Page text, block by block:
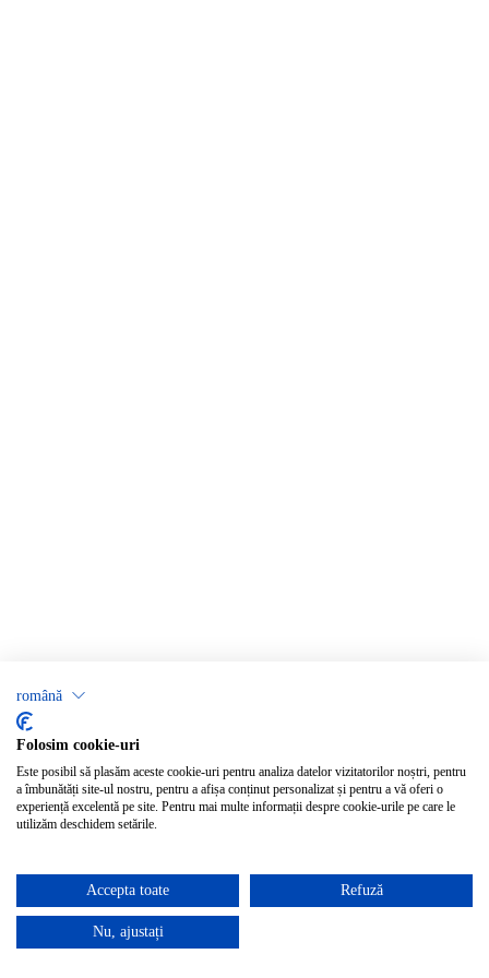
română
Folosim cookie-uri
Este posibil să plasăm aceste cookie-uri pentru analiza datelor vizitatorilor noștri, pentru
a îmbunătăți site-ul nostru, pentru a afișa conținut personalizat și pentru a vă oferi o
experiență excelentă pe site. Pentru mai multe informații despre cookie-urile pe care le
utilizăm deschidem setările.
Accepta toate Refuză
Nu, ajustați